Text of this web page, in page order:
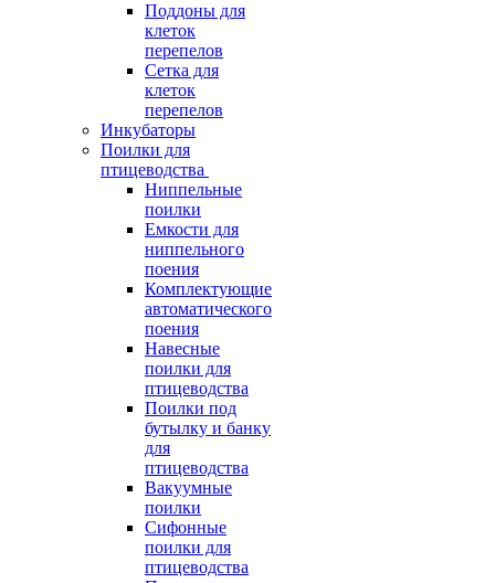
Поддоны для
клеток
перепелов
Сетка для
клеток
перепелов
Инкубаторы
Поилки для
птицеводства
Ниппельные
поилки
Емкости для
ниппельного
поения
Комплектующие
автоматического
поения
Навесные
поилки для
птицеводства
Поилки под
бутылку и банку
для
птицеводства
Вакуумные
поилки
Сифонные
поилки для
птицеводства